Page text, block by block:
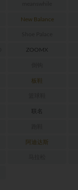
New Balance
ZOOMX
板鞋
联名
阿迪达斯